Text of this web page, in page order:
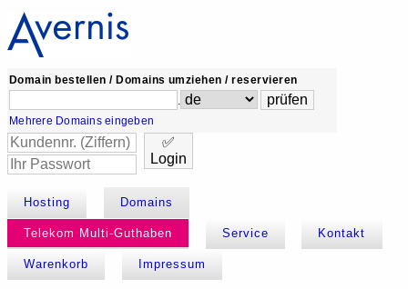
Domain bestellen / Domains umziehen / reservieren
.
Mehrere Domains eingeben
✅
Login
Hosting Domains
Telekom Multi-Guthaben Service Kontakt
Warenkorb Impressum